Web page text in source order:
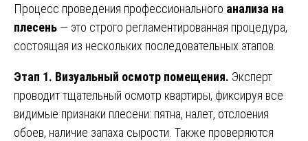
Процесс проведения профессионального анализа на
плесень — это строго регламентированная процедура,
состоящая из нескольких последовательных этапов.
Этап 1. Визуальный осмотр помещения. Эксперт
проводит тщательный осмотр квартиры, фиксируя все
видимые признаки плесени: пятна, налет, отслоения
обоев, наличие запаха сырости. Также проверяются